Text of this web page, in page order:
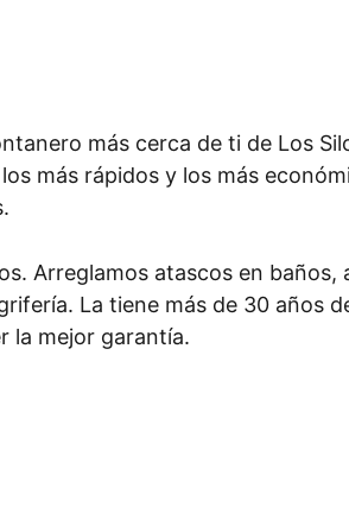
más cerca de ti de Los
más rápidos y los más
Arreglamos atascos en baños,
La tiene más de 30 años
la mejor garantía.